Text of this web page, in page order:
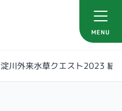
MENU
淀川外来水草クエスト2023 結